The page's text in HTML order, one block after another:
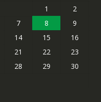
1
2
7 8
9
14 15
16
21 22
23
28 29
30